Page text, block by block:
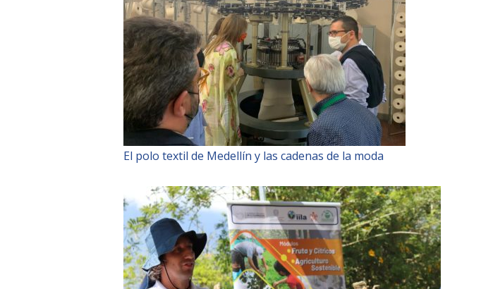
El polo textil de Medellín y las cadenas de la moda